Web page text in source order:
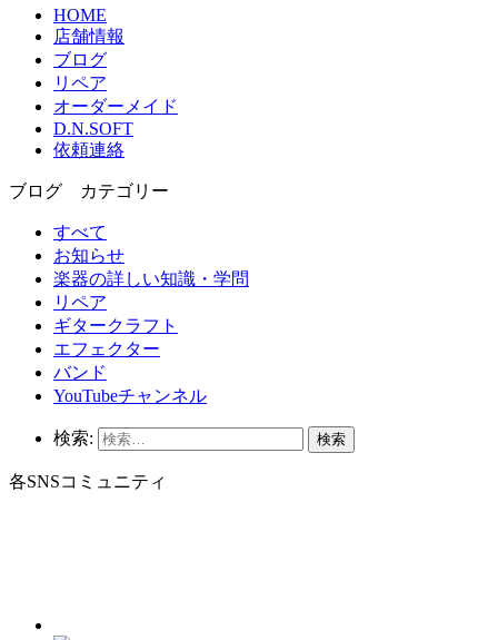
HOME
店舗情報
ブログ
リペア
オーダーメイド
D.N.SOFT
依頼連絡
ブログ カテゴリー
すべて
お知らせ
楽器の詳しい知識・学問
リペア
ギタークラフト
エフェクター
バンド
YouTubeチャンネル
検索:
各SNSコミュニティ